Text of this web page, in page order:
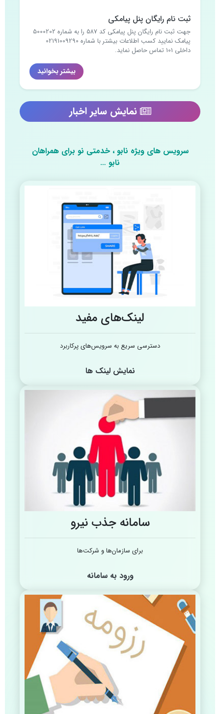
ثبت نام رایگان پنل پیامکی
جهت ثبت نام رایگان پنل پیامکی کد 587 را به شماره 5000202
پیامک نمایید کسب اطلاعات بیشتر با شماره 02191009290
داخلی 101 تماس حاصل نماید.
بیشتر بخوانید
نمایش سایر اخبار
سرویس های ویژه نابو ، خدمتی نو برای همراهان
نابو …
لینک‌های مفید
دسترسی سریع به سرویس‌های پرکاربرد
نمایش لینک ها
سامانه جذب نیرو
برای سازمان‌ها و شرکت‌ها
ورود به سامانه